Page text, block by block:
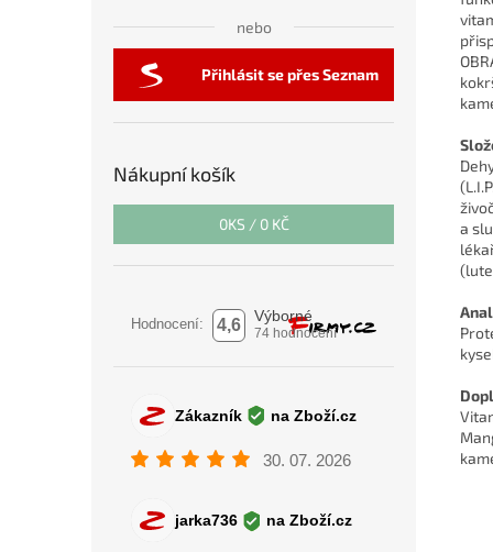
nebo
Přihlásit se přes Seznam
Nákupní košík
0KS / 0 KČ
a